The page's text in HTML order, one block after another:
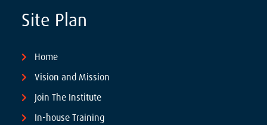
Site Plan
Home
Vision and Mission
Join The Institute
In-house Training